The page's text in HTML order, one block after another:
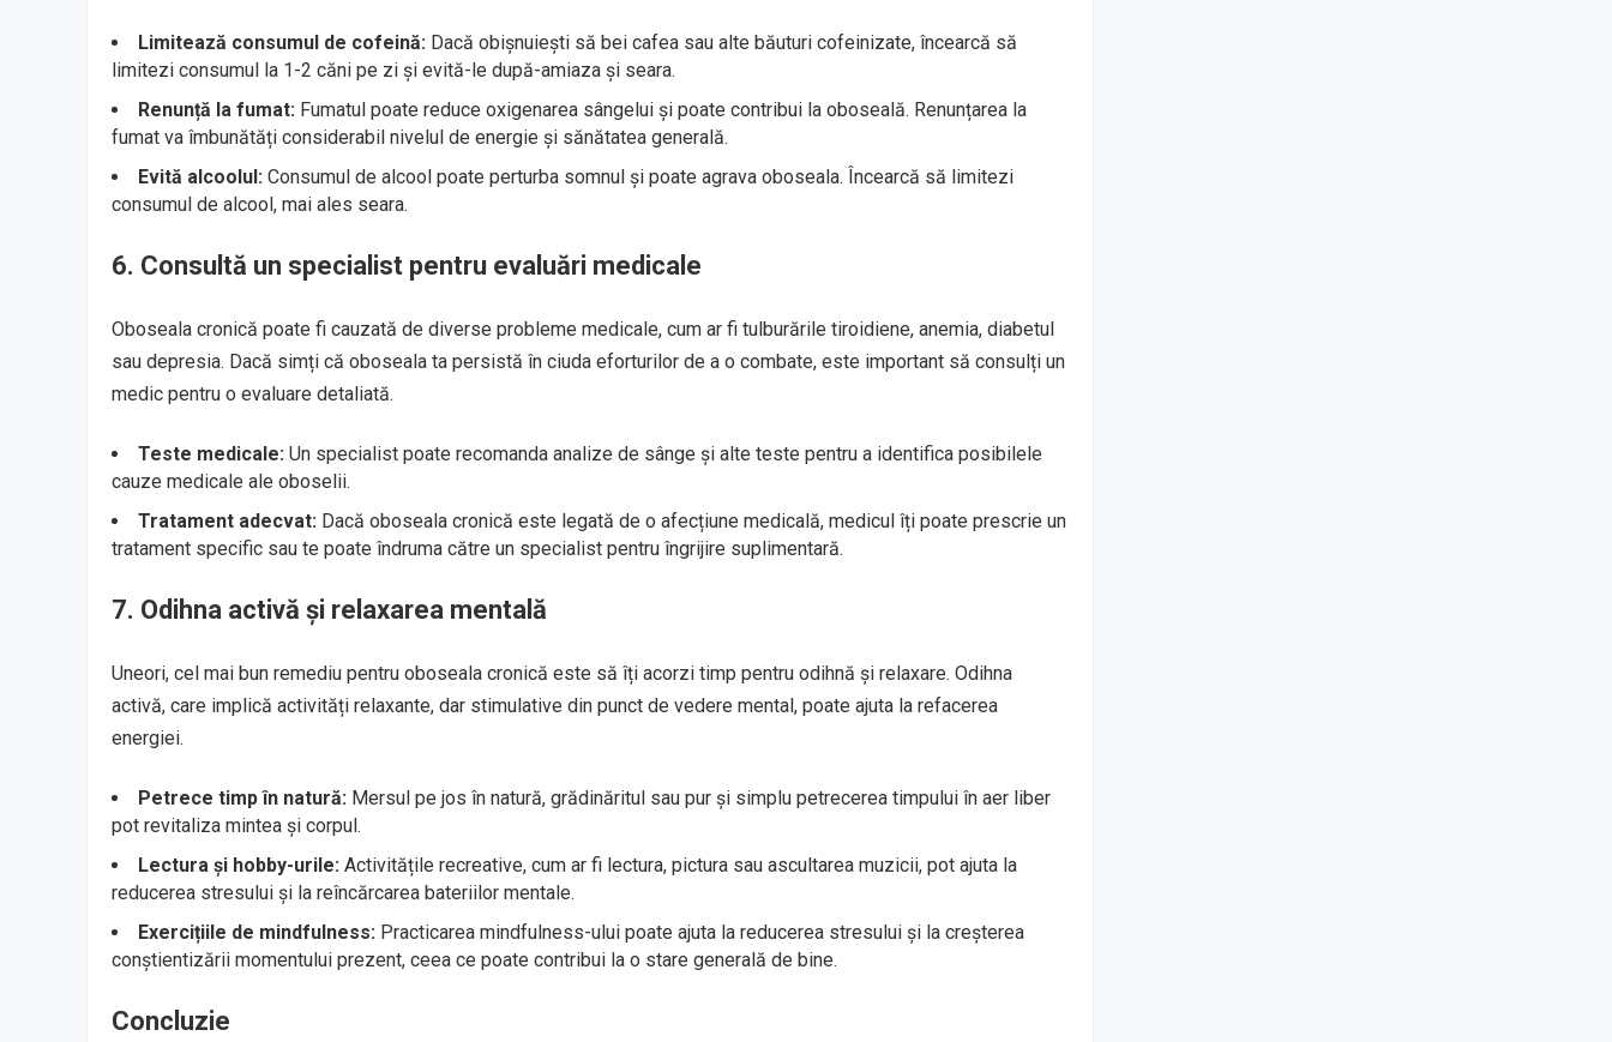
Limitează consumul de cofeină: Dacă obișnuiești să bei cafea sau alte băuturi cofeinizate, încearcă să
limitezi consumul la 1-2 căni pe zi și evită-le după-amiaza și seara.
Renunță la fumat: Fumatul poate reduce oxigenarea sângelui și poate contribui la oboseală. Renunțarea la
fumat va îmbunătăți considerabil nivelul de energie și sănătatea generală.
Evită alcoolul: Consumul de alcool poate perturba somnul și poate agrava oboseala. Încearcă să limitezi
consumul de alcool, mai ales seara.
6. Consultă un specialist pentru evaluări medicale
Oboseala cronică poate fi cauzată de diverse probleme medicale, cum ar fi tulburările tiroidiene, anemia, diabetul
sau depresia. Dacă simți că oboseala ta persistă în ciuda eforturilor de a o combate, este important să consulți un
medic pentru o evaluare detaliată.
Teste medicale: Un specialist poate recomanda analize de sânge și alte teste pentru a identifica posibilele
cauze medicale ale oboselii.
Tratament adecvat: Dacă oboseala cronică este legată de o afecțiune medicală, medicul îți poate prescrie un
tratament specific sau te poate îndruma către un specialist pentru îngrijire suplimentară.
7. Odihna activă și relaxarea mentală
Uneori, cel mai bun remediu pentru oboseala cronică este să îți acorzi timp pentru odihnă și relaxare. Odihna
activă, care implică activități relaxante, dar stimulative din punct de vedere mental, poate ajuta la refacerea
energiei.
Petrece timp în natură: Mersul pe jos în natură, grădinăritul sau pur și simplu petrecerea timpului în aer liber
pot revitaliza mintea și corpul.
Lectura și hobby-urile: Activitățile recreative, cum ar fi lectura, pictura sau ascultarea muzicii, pot ajuta la
reducerea stresului și la reîncărcarea bateriilor mentale.
Exercițiile de mindfulness: Practicarea mindfulness-ului poate ajuta la reducerea stresului și la creșterea
conștientizării momentului prezent, ceea ce poate contribui la o stare generală de bine.
Concluzie